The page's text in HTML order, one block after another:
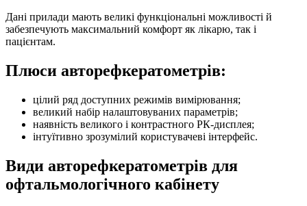
Дані прилади мають великі функціональні можливості й
забезпечують максимальний комфорт як лікарю, так і
пацієнтам.
Плюси авторефкератометрів:
цілий ряд доступних режимів вимірювання;
великий набір налаштовуваних параметрів;
наявність великого і контрастного РК-дисплея;
інтуїтивно зрозумілий користувачеві інтерфейс.
Види авторефкератометрів для
офтальмологічного кабінету